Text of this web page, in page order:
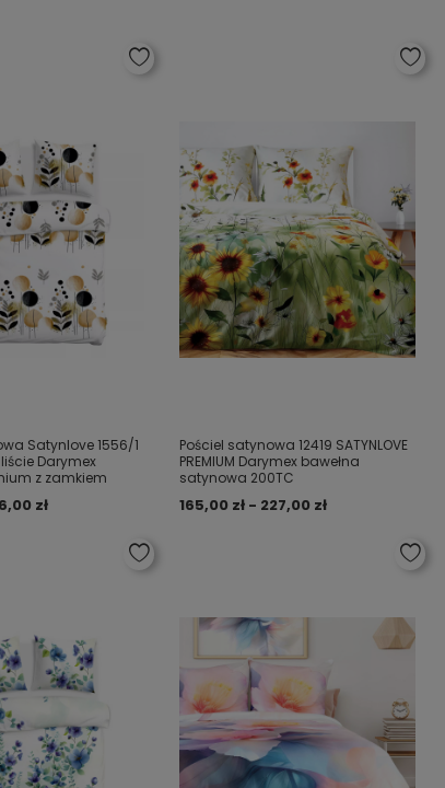
Satynlove 1556/1
Darymex
z zamkiem
zł
Pościel satynowa 12419 SATYNLOVE
PREMIUM Darymex bawełna
satynowa 200TC
165,00 zł - 227,00 zł